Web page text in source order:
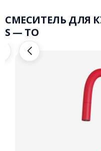
СМЕСИТЕЛЬ ДЛЯ
S — TO